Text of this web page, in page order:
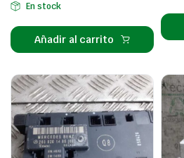
En stock
Añadir al carrito